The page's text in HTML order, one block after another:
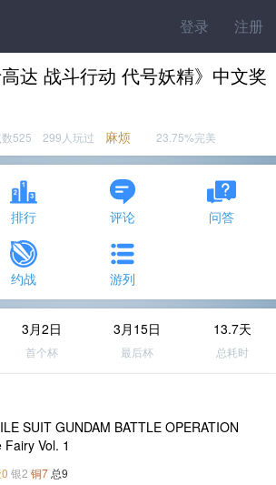
登录 注册
高达 战斗行动 代号妖精》中文奖
数525 299人玩过 麻烦 23.75%完美
排行 评论 问答
约战 游列
3月2日
首个杯
3月15日
最后杯
13.7天
总耗时
SUIT GUNDAM BATTLE OPERATION
Fairy Vol. 1
银2 铜7 总9